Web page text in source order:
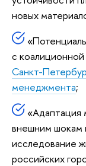
новых
с
Санкт-
менеджмента;
«Адаптация
внешним шокам
исследование
российских